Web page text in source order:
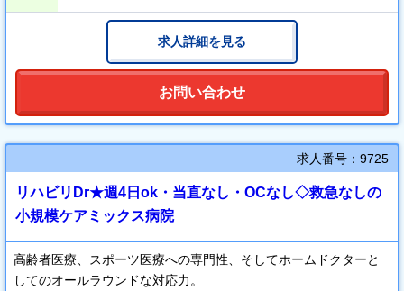
求人詳細を見る
お問い合わせ
求人番号：9725
リハビリDr★週4日ok・当直なし・OCなし◇救急なしの
小規模ケアミックス病院
高齢者医療、スポーツ医療への専門性、そしてホームドクターと
してのオールラウンドな対応力。